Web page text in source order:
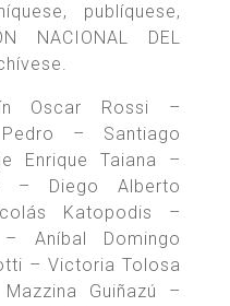
publíquese,
NACIONAL DEL
Oscar Rossi –
– Santiago
Enrique Taiana –
– Diego Alberto
Katopodis –
Aníbal Domingo
– Victoria Tolosa
Guiñazú –